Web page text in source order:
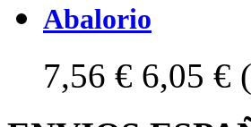
Abalorio
7,56 € 6,05 €